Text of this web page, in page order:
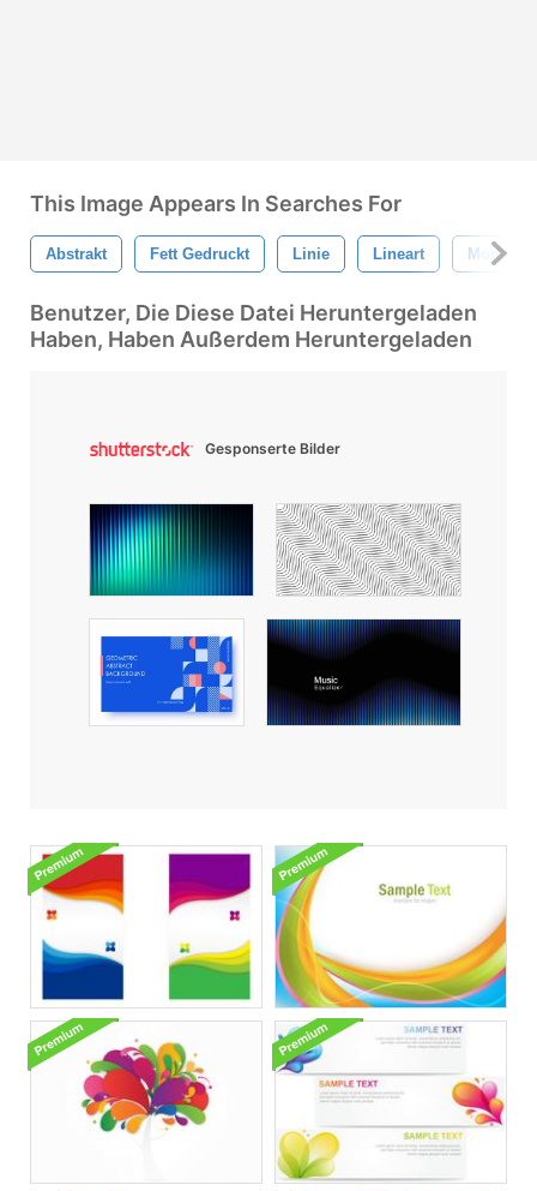
This Image Appears In Searches For
Abstrakt Fett Gedruckt Linie Lineart Modern
Benutzer, Die Diese Datei Heruntergeladen
Haben, Haben Außerdem Heruntergeladen
Gesponserte Bilder